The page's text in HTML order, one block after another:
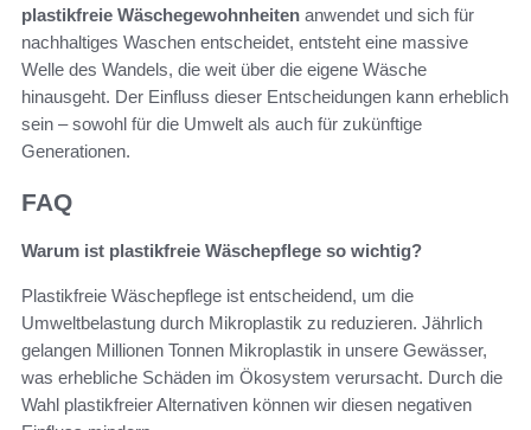
plastikfreie Wäschegewohnheiten anwendet und sich für
nachhaltiges Waschen entscheidet, entsteht eine massive
Welle des Wandels, die weit über die eigene Wäsche
hinausgeht. Der Einfluss dieser Entscheidungen kann erheblich
sein – sowohl für die Umwelt als auch für zukünftige
Generationen.
FAQ
Warum ist plastikfreie Wäschepflege so wichtig?
Plastikfreie Wäschepflege ist entscheidend, um die
Umweltbelastung durch Mikroplastik zu reduzieren. Jährlich
gelangen Millionen Tonnen Mikroplastik in unsere Gewässer,
was erhebliche Schäden im Ökosystem verursacht. Durch die
Wahl plastikfreier Alternativen können wir diesen negativen